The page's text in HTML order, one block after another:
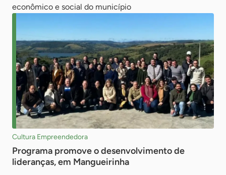
econômico e social do município
Cultura Empreendedora
Programa promove o desenvolvimento de
lideranças, em Mangueirinha